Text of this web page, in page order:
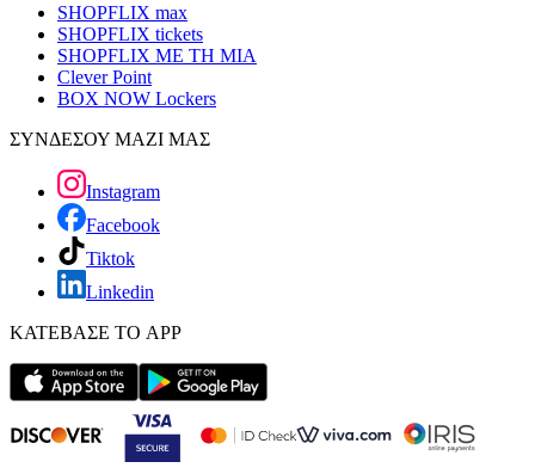
SHOPFLIX max
SHOPFLIX tickets
SHOPFLIX ΜΕ ΤΗ ΜΙΑ
Clever Point
BOX NOW Lockers
ΣΥΝΔΕΣΟΥ ΜΑΖΙ ΜΑΣ
Instagram
Facebook
Tiktok
Linkedin
ΚΑΤΕΒΑΣΕ ΤΟ APP